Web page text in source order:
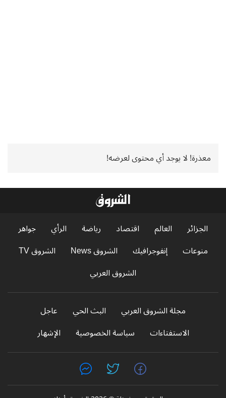
معذرة! لا يوجد أي محتوى لعرضه!
الجزائر العالم اقتصاد رياضة الرأي
جواهر
منوعات
إنفوجرافيك الشروق News
الشروق TV
الشروق العربي
مجلة الشروق العربي البث الحي
عاجل
الاستفتاءات
سياسة الخصوصية الإشهار